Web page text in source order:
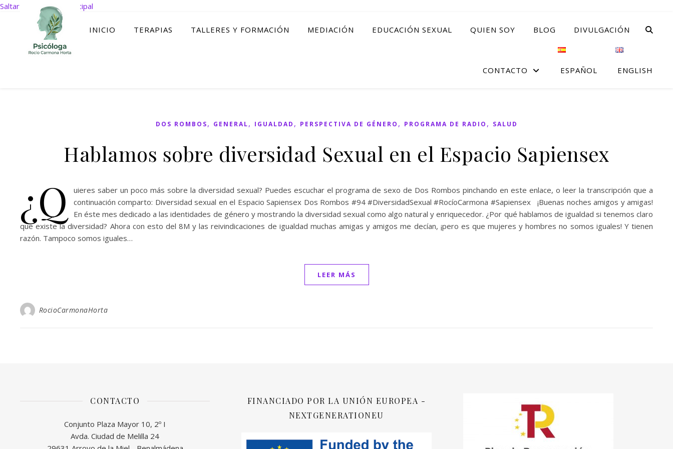
Saltar al contenido principal
INICIO TERAPIAS TALLERES Y FORMACIÓN MEDIACIÓN EDUCACIÓN SEXUAL QUIEN SOY BLOG DIVULGACIÓN
CONTACTO ESPAÑOL ENGLISH
DOS ROMBOS, GENERAL, IGUALDAD , PERSPECTIVA DE GÉNERO , PROGRAMA DE RADIO , SALUD
Hablamos sobre diversidad Sexual en el Espacio Sapiensex
¿Q
uieres saber un poco más sobre la diversidad sexual? Puedes escuchar el programa de sexo de Dos Rombos pinchando en este enlace, o leer la transcripción que a
continuación comparto: Diversidad sexual en el Espacio Sapiensex Dos Rombos #94 #DiversidadSexual #RocíoCarmona #Sapiensex ¡Buenas noches amigos y amigas!
En éste mes dedicado a las identidades de género y mostrando la diversidad sexual como algo natural y enriquecedor. ¿Por qué hablamos de igualdad si tenemos claro
que existe la diversidad? Ahora con esto del 8M y las reivindicaciones de igualdad muchas amigas y amigos me decían, ¡pero es que mujeres y hombres no somos iguales! Y tienen
razón. Tampoco somos iguales…
LEER MÁS
RocioCarmonaHorta
CONTACTO
Conjunto Plaza Mayor 10, 2º I
Avda. Ciudad de Melilla 24
FINANCIADO POR LA UNIÓN EUROPEA -
NEXTGENERATIONEU